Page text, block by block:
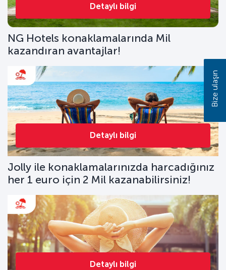
Detaylı bilgi
NG Hotels konaklamalarında Mil
kazandıran avantajlar!
Detaylı bilgi
Jolly ile konaklamalarınızda harcadığınız
her 1 euro için 2 Mil kazanabilirsiniz!
Detaylı bilgi
Bize ulaşın